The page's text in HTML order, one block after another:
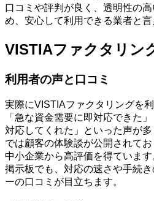
口コミや評判が良く、透明性の
め、安心して利用できる業者と言
VISTIAファクタリン
利用者の声と口コミ
実際にVISTIAファクタリングを
「急な資金需要に即対応できた
対応してくれた」といった声が
では顧客の体験談が公開されて
中小企業から高評価を得ていま
掲示板でも、対応の速さや手続
ーの口コミが目立ちます。